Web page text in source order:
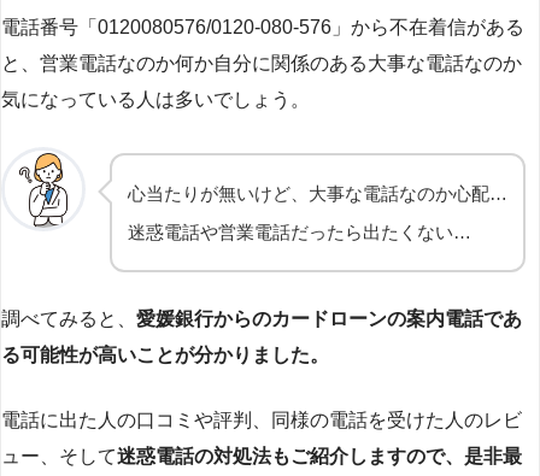
電話番号「0120080576/0120-080-576」から不在着信がある
と、営業電話なのか何か自分に関係のある大事な電話なのか
気になっている人は多いでしょう。
心当たりが無いけど、大事な電話なのか心配…
迷惑電話や営業電話だったら出たくない…
調べてみると、 愛媛銀行からのカードローンの案内電話であ
る可能性が高いことが分かりました。
電話に出た人の口コミや評判、同様の電話を受けた人のレビ
ュー、そして迷惑電話の対処法もご紹介しますので、是非最